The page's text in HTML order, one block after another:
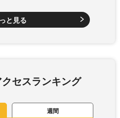
と見る
セスランキング
週間